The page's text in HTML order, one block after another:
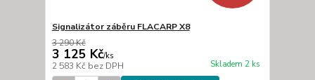
Signalizátor záběru FLACARP X8
3 290 Kč
3 125 Kč/ks
2 583 Kč bez DPH Skladem 2 ks